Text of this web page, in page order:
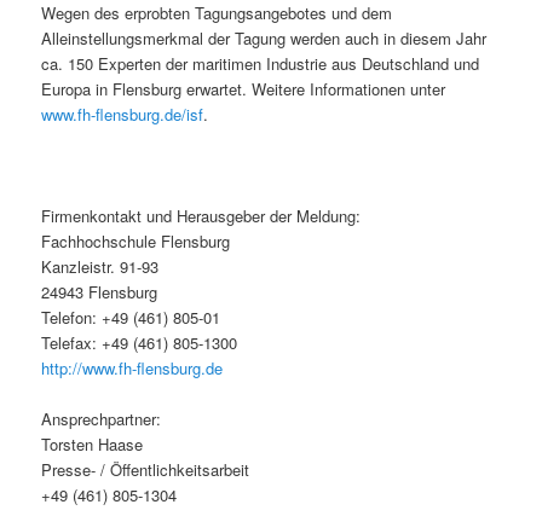
Wegen des erprobten Tagungsangebotes und dem
Alleinstellungsmerkmal der Tagung werden auch in diesem Jahr
ca. 150 Experten der maritimen Industrie aus Deutschland und
Europa in Flensburg erwartet. Weitere Informationen unter
www.fh-flensburg.de/isf.
Firmenkontakt und Herausgeber der Meldung:
Fachhochschule Flensburg
Kanzleistr. 91-93
24943 Flensburg
Telefon: +49 (461) 805-01
Telefax: +49 (461) 805-1300
http://www.fh-flensburg.de
Ansprechpartner:
Torsten Haase
Presse- / Öffentlichkeitsarbeit
+49 (461) 805-1304